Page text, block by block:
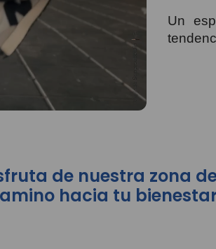
Un
de nuestra zona
hacia tu